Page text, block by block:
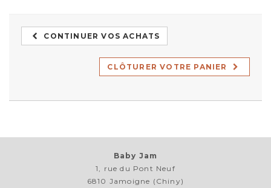
CONTINUER VOS ACHATS
CLÔTURER VOTRE PANIER
Baby Jam
1, rue du Pont Neuf
6810 Jamoigne (Chiny)